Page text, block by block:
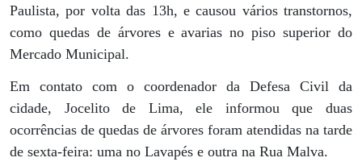
Paulista, por volta das 13h, e causou vários transtornos,
como quedas de árvores e avarias no piso superior do
Mercado Municipal.
Em contato com o coordenador da Defesa Civil da
cidade, Jocelito de Lima, ele informou que duas
ocorrências de quedas de árvores foram atendidas na tarde
de sexta-feira: uma no Lavapés e outra na Rua Malva.